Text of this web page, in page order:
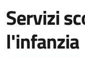
Servizi
l'infanzia